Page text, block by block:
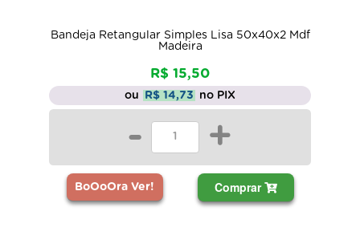
Bandeja Retangular Simples Lisa 50x40x2 Mdf
Madeira
R$ 15,50
ou R$ 14,73 no PIX
- +
BoOoOra Ver! Comprar